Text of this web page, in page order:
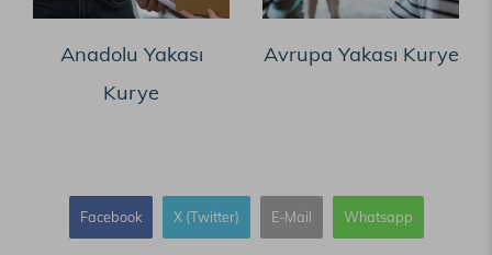
Anadolu Yakası
Kurye
Avrupa Yakası Kurye
Facebook X (Twitter) E-Mail Whatsapp